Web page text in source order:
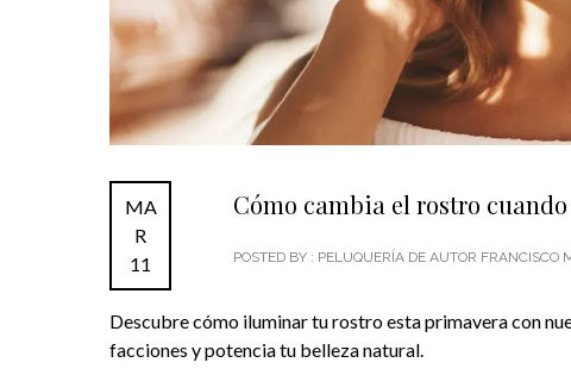
MA
R
11
Cómo cambia el rostro
POSTED BY : PELUQUERÍA DE AUTOR FRANCISCO
Descubre cómo iluminar tu rostro esta primavera con
facciones y potencia tu belleza natural.